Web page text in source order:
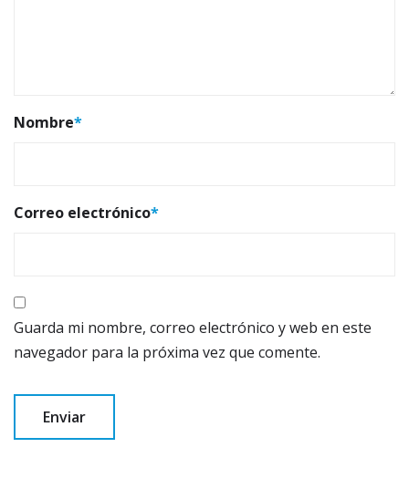
Nombre*
Correo electrónico*
Guarda mi nombre, correo electrónico y web en este
navegador para la próxima vez que comente.